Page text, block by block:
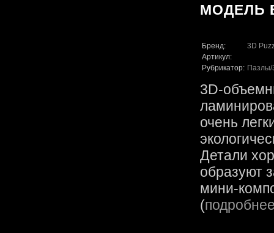
МОДЕЛЬ
Бренд:
3D
Артикул:
Рубрикатор: Пазлы/
3D-
очень
Детали
образуют
мини-
(